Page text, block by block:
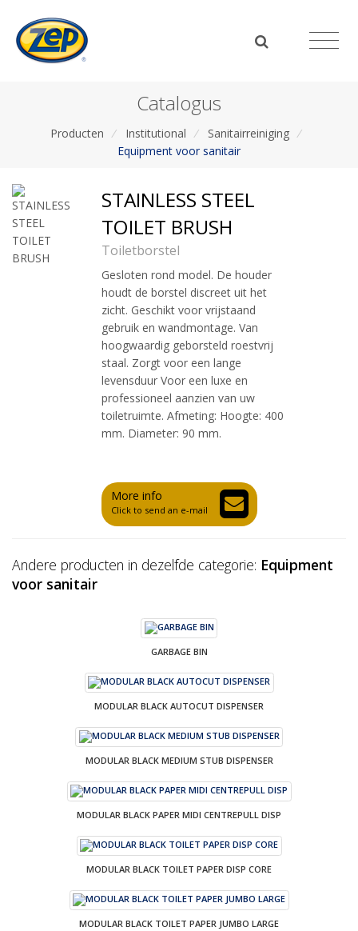
Catalogus
Producten / Institutional / Sanitairreiniging /
Equipment voor sanitair
STAINLESS STEEL
TOILET BRUSH
Toiletborstel
Gesloten rond model. De houder
houdt de borstel discreet uit het
zicht. Geschikt voor vrijstaand
gebruik en wandmontage. Van
hoogwaardig geborsteld roestvrij
staal. Zorgt voor een lange
levensduur Voor een luxe en
professioneel aanzien van uw
toiletruimte. Afmeting: Hoogte: 400
mm. Diameter: 90 mm.
More info
Click to send an e-mail
Andere producten in dezelfde categorie: Equipment
voor sanitair
GARBAGE BIN
MODULAR BLACK AUTOCUT DISPENSER
MODULAR BLACK MEDIUM STUB DISPENSER
MODULAR BLACK PAPER MIDI CENTREPULL DISP
MODULAR BLACK TOILET PAPER DISP CORE
MODULAR BLACK TOILET PAPER JUMBO LARGE